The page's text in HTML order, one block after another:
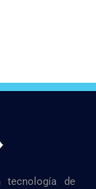
tecnología de